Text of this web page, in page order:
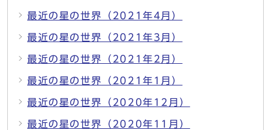
最近の星の世界（2021年4月）
最近の星の世界（2021年3月）
最近の星の世界（2021年2月）
最近の星の世界（2021年1月）
最近の星の世界（2020年12月）
最近の星の世界（2020年11月）